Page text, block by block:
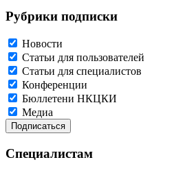
Рубрики подписки
Новости
Статьи для пользователей
Статьи для специалистов
Конференции
Бюллетени НКЦКИ
Медиа
Специалистам